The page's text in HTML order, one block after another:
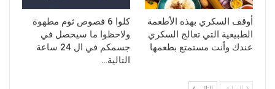
أوقف السكري بهذه الأطعمة
الطبيعية التي تعالج السكري
عندك وأنت مستمتع بطعمها
كلوا 6 فصوص ثوم مطهوة
ولاحظوا ما سيحصل في
جسمكم في ال 24 ساعة
التالية…